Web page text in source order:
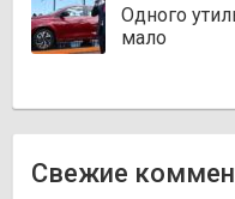
Одного
мало
Свежие